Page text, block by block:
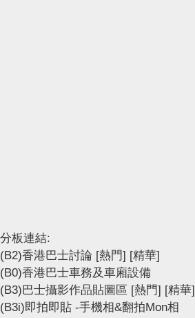
分板連結:
(B2)香港巴士討論 [熱門] [精華]
(B0)香港巴士車務及車廂設備
(B3)巴士攝影作品貼圖區 [熱門] [精華]
(B3i)即拍即貼 -手機相&翻拍Mon相